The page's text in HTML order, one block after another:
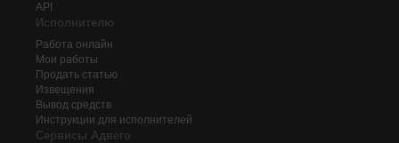
API
Исполнителю
Работа онлайн
Мои работы
Продать статью
Извещения
Вывод средств
Инструкции для исполнителей
Сервисы Адвего